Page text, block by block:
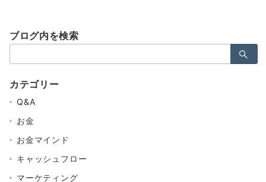
ブログ内を検索
索：
カテゴリー
Q&A
お金
お金マインド
キャッシュフロー
マーケティング